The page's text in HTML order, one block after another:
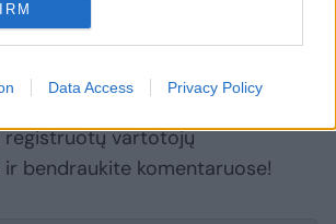
Data Access Privacy Policy
šiuo straipsniu
registruotų vartotojų
bendraukite komentaruose!